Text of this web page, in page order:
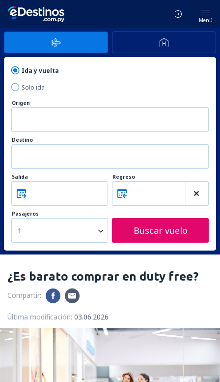
Menú
Ida y vuelta
Solo ida
Origen
Destino
Salida Regreso
Pasajeros
1 Buscar vuelo
¿Es barato comprar en duty free?
Compartir:
Última modificación: 03.06.2026